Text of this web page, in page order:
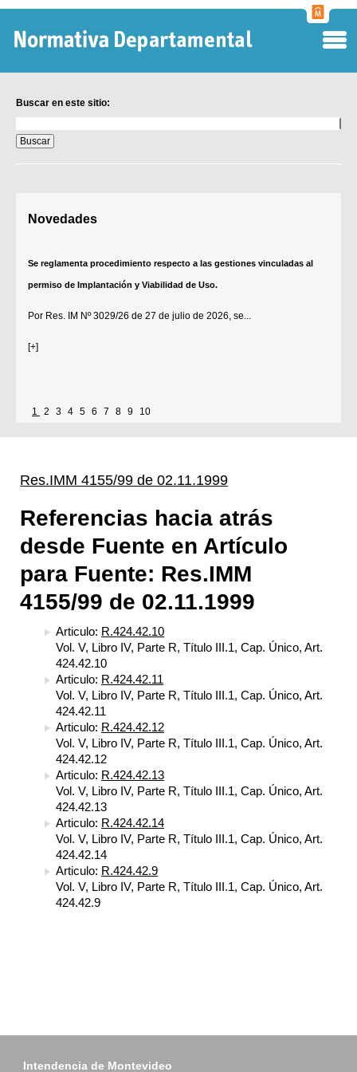
Buscar en este sitio:
en
este
sitio:
Novedades
Se reglamenta procedimiento respecto a las gestiones vinculadas al
permiso de Implantación y Viabilidad de Uso.
Por Res. IM Nº 3029/26 de 27 de julio de 2026, se...
[+]
1 2 3 4 5 6 7 8 9 10
Res.IMM 4155/99 de 02.11.1999
Referencias hacia atrás
desde Fuente en Artículo
para Fuente: Res.IMM
4155/99 de 02.11.1999
Articulo: R.424.42.10
Vol. V, Libro IV, Parte R, Título III.1, Cap. Único, Art.
424.42.10
Articulo: R.424.42.11
Vol. V, Libro IV, Parte R, Título III.1, Cap. Único, Art.
424.42.11
Articulo: R.424.42.12
Vol. V, Libro IV, Parte R, Título III.1, Cap. Único, Art.
424.42.12
Articulo: R.424.42.13
Vol. V, Libro IV, Parte R, Título III.1, Cap. Único, Art.
424.42.13
Articulo: R.424.42.14
Vol. V, Libro IV, Parte R, Título III.1, Cap. Único, Art.
424.42.14
Articulo: R.424.42.9
Vol. V, Libro IV, Parte R, Título III.1, Cap. Único, Art.
424.42.9
Intendencia de Montevideo